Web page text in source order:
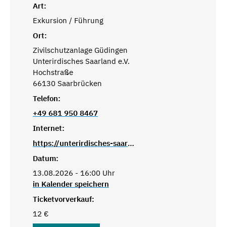
Art:
Exkursion / Führung
Ort:
Zivilschutzanlage Güdingen
Unterirdisches Saarland e.V.
Hochstraße
66130 Saarbrücken
Telefon:
+49 681 950 8467
Internet:
https://unterirdisches-saarbruecken.de
Datum:
13.08.2026 - 16:00 Uhr
in Kalender speichern
Ticketvorverkauf:
12 €